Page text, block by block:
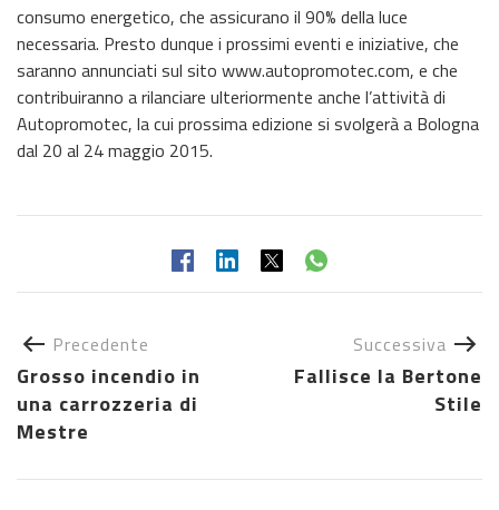
consumo energetico, che assicurano il 90% della luce
necessaria. Presto dunque i prossimi eventi e iniziative, che
saranno annunciati sul sito www.autopromotec.com, e che
contribuiranno a rilanciare ulteriormente anche l’attività di
Autopromotec, la cui prossima edizione si svolgerà a Bologna
dal 20 al 24 maggio 2015.
Precedente
Grosso incendio in
una carrozzeria di
Mestre
Successiva
Fallisce la Bertone
Stile